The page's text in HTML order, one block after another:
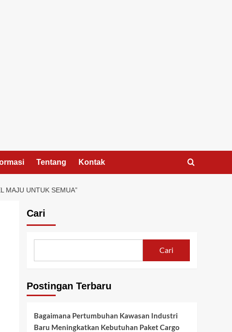
Tentang Kontak
MAJU UNTUK SEMUA”
Cari
Cari
Postingan Terbaru
Bagaimana Pertumbuhan Kawasan Industri
Baru Meningkatkan Kebutuhan Paket Cargo